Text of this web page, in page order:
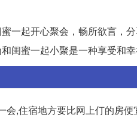
一起开心聚会，畅所欲言，
闺蜜一起小聚是一种享受和幸
,住宿地方要比网上仃的房